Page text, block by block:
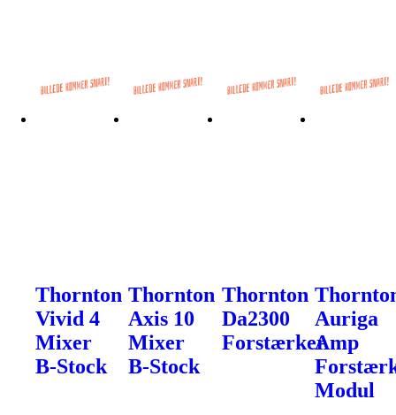
Thornton
Vivid 4
Mixer
B-Stock
Thornton
Axis 10
Mixer
B-Stock
Thornton
Da2300
Forstærker
Auriga
Amp
Modul